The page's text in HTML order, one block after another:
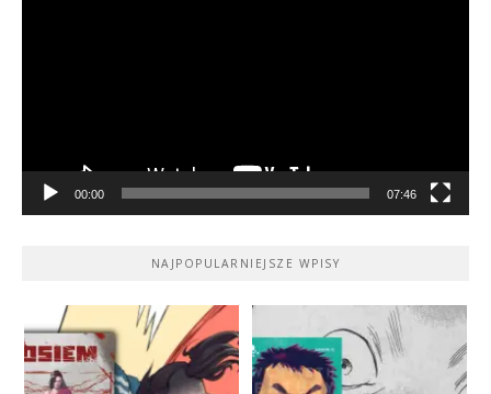
00:00 07:46
NAJPOPULARNIEJSZE WPISY